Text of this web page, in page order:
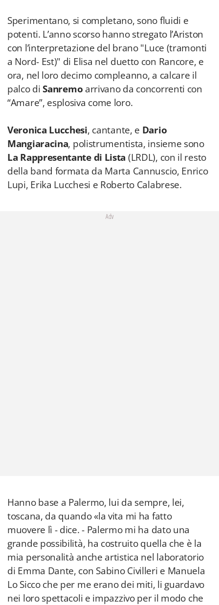
Sperimentano, si completano, sono fluidi e
potenti. L’anno scorso hanno stregato l’Ariston
con l’interpretazione del brano "Luce (tramonti
a Nord- Est)" di Elisa nel duetto con Rancore, e
ora, nel loro decimo compleanno, a calcare il
palco diSanremo arrivano da concorrenti con
“Amare”, esplosiva come loro.
Veronica Lucchesi, cantante, e Dario
Mangiaracina, polistrumentista, insieme sono
La Rappresentante di Lista (LRDL), con il resto
della band formata da Marta Cannuscio, Enrico
Lupi, Erika Lucchesi e Roberto Calabrese.
Adv
Hanno base a Palermo, lui da sempre, lei,
toscana, da quando «la vita mi ha fatto
muovere lì - dice. - Palermo mi ha dato una
grande possibilità, ha costruito quella che è la
mia personalità anche artistica nel laboratorio
di Emma Dante, con Sabino Civilleri e Manuela
Lo Sicco che per me erano dei miti, li guardavo
nei loro spettacoli e impazzivo per il modo che